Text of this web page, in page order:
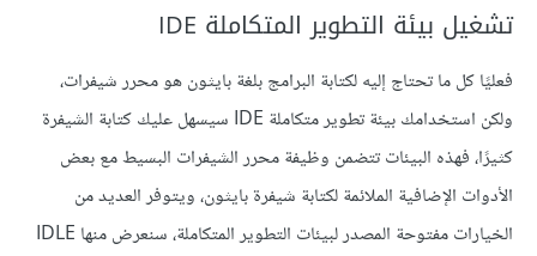
تشغيل بيئة التطوير المتكاملة IDE
فعليًا كل ما تحتاج إليه لكتابة البرامج بلغة بايثون هو محرر شيفرات،
ولكن استخدامك بيئة تطوير متكاملة IDE سيسهل عليك كتابة الشيفرة
كثيرًا، فهذه البيئات تتضمن وظيفة محرر الشيفرات البسيط مع بعض
الأدوات الإضافية الملائمة لكتابة شيفرة بايثون، ويتوفر العديد من
الخيارات مفتوحة المصدر لبيئات التطوير المتكاملة، سنعرض منها IDLE